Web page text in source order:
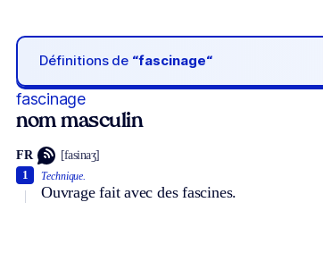
Définitions de “fascinage“
fascinage
nom masculin
FR [fasinaʒ]
Technique.
Ouvrage fait avec des fascines.
1